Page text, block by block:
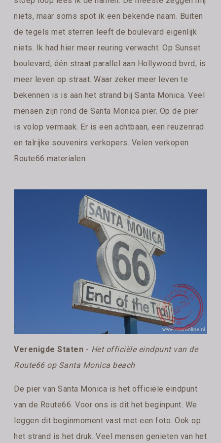
niets, maar soms spot ik een bekende naam. Buiten
de tegels met sterren leeft de boulevard eigenlijk
niets. Ik had hier meer reuring verwacht. Op Sunset
boulevard, één straat parallel aan Hollywood bvrd, is
meer leven op straat. Waar zeker meer leven te
bekennen is is aan het strand bij Santa Monica. Veel
mensen zijn rond de Santa Monica pier. Op de pier
is volop vermaak. Er is een achtbaan, een reuzenrad
en talrijke souvenirs verkopers. Velen verkopen
Route66 materialen.
Verenigde Staten - Het officiële eindpunt van de
Route66 op Santa Monica beach
De pier van Santa Monica is het officiële eindpunt
van de Route66. Voor ons is dit het beginpunt. We
leggen dit beginmoment vast met een foto. Ook op
het strand is het druk. Veel mensen genieten van het